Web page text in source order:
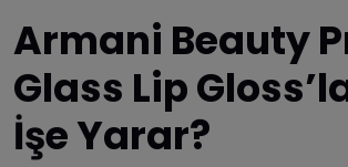
Armani Beauty
Glass Lip
İşe Yarar?